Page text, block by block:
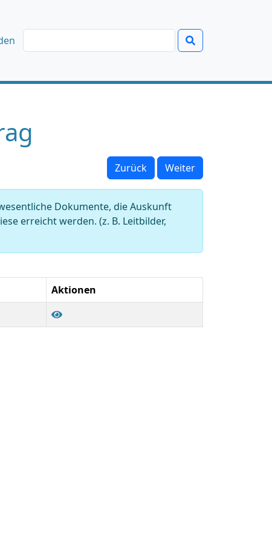
Zurück Weiter
Dokumente, die Auskunft
erreicht werden. (z. B. Leitbilder,
Aktionen